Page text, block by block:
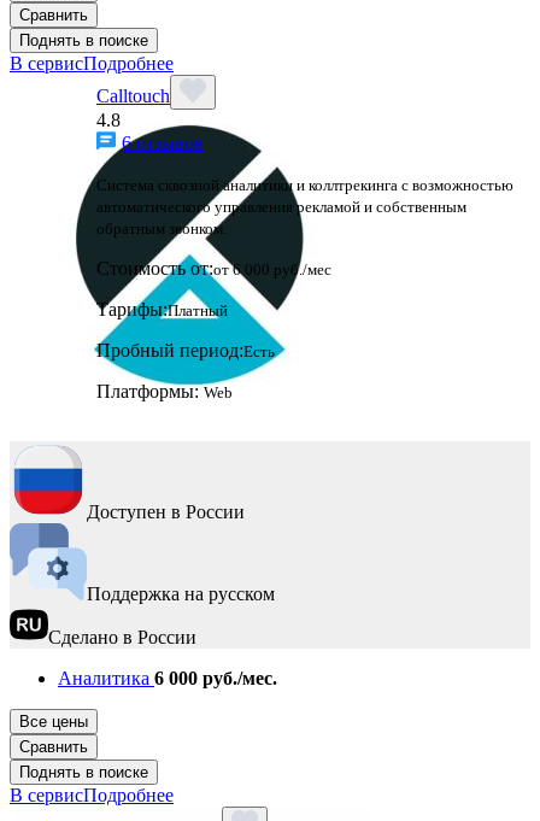
Сравнить
Поднять в поиске
В сервисПодробнее
Calltouch
4.8
6 отзывов
Система сквозной аналитики и коллтрекинга с возможностью
автоматического управления рекламой и собственным
обратным звонком.
Стоимость от:от 6 000 руб./мес
Тарифы:Платный
Пробный период:Есть
Платформы:Web
Доступен в России
Поддержка на русском
Сделано в России
Аналитика 6 000 руб./мес.
Все цены
Сравнить
Поднять в поиске
В сервисПодробнее